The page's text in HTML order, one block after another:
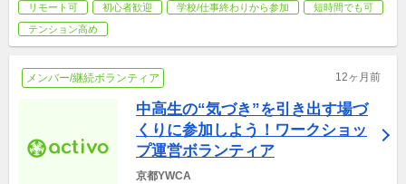
リモート可 初心者歓迎 学校/仕事終わりから参加
短時間でも可
テンション高め
メンバー/継続ボランティア 12ヶ月前
中高生の“気づき”を引き出す場づ
くりに参加しよう！ワークショッ
プ運営ボランティア
京都YWCA